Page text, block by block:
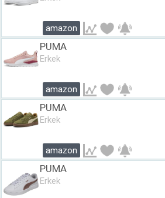
amazon
PUMA
Erkek
amazon
PUMA
Erkek
amazon
PUMA
Erkek